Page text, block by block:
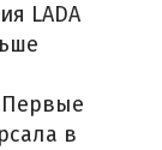
LADA
в